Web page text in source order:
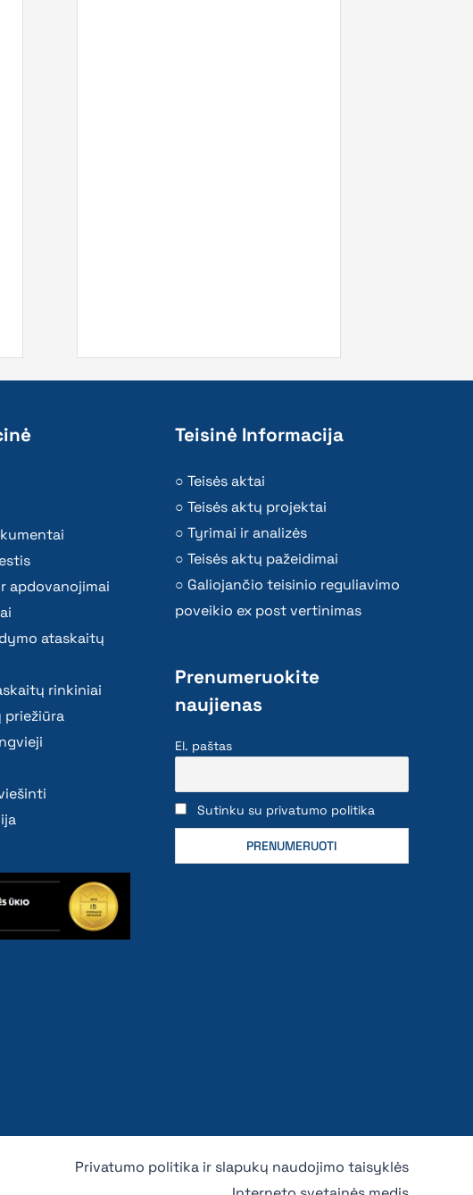
apdovanojimai
ataskaitų
rinkiniai
priežiūra
Teisinė Informacija
Teisės aktai
Teisės aktų projektai
Tyrimai ir analizės
Teisės aktų pažeidimai
Galiojančio teisinio reguliavimo
poveikio ex post vertinimas
Prenumeruokite
naujienas
El. paštas
Sutinku su privatumo politika
Privatumo politika ir slapukų naudojimo taisyklės